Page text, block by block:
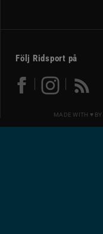
Följ Ridsport på
MADE WITH ♥ BY